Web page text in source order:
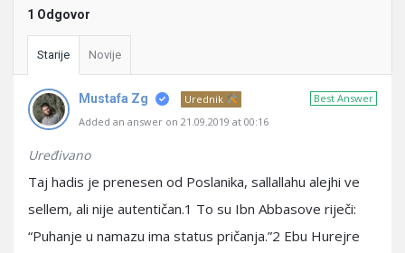
1 Odgovor
Starije Novije
Best Answer
Mustafa Zg
Urednik
Added an answer on 21.09.2019 at 00:16
Uređivano
Taj hadis je prenesen od Poslanika, sallallahu alejhi ve
sellem, ali nije autentičan.1 To su Ibn Abbasove riječi:
“Puhanje u namazu ima status pričanja.”2 Ebu Hurejre